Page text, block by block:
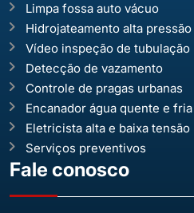
Limpa fossa auto vácuo
Hidrojateamento alta pressão
Vídeo inspeção de tubulação
Detecção de vazamento
Controle de pragas urbanas
Encanador água quente e fria
Eletricista alta e baixa tensão
Serviços preventivos
Fale conosco